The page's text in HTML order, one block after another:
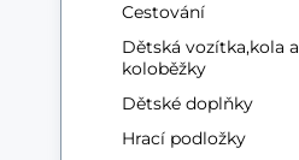
Cestování
Dětská vozítka,kola a
koloběžky
Dětské doplňky
Hrací podložky